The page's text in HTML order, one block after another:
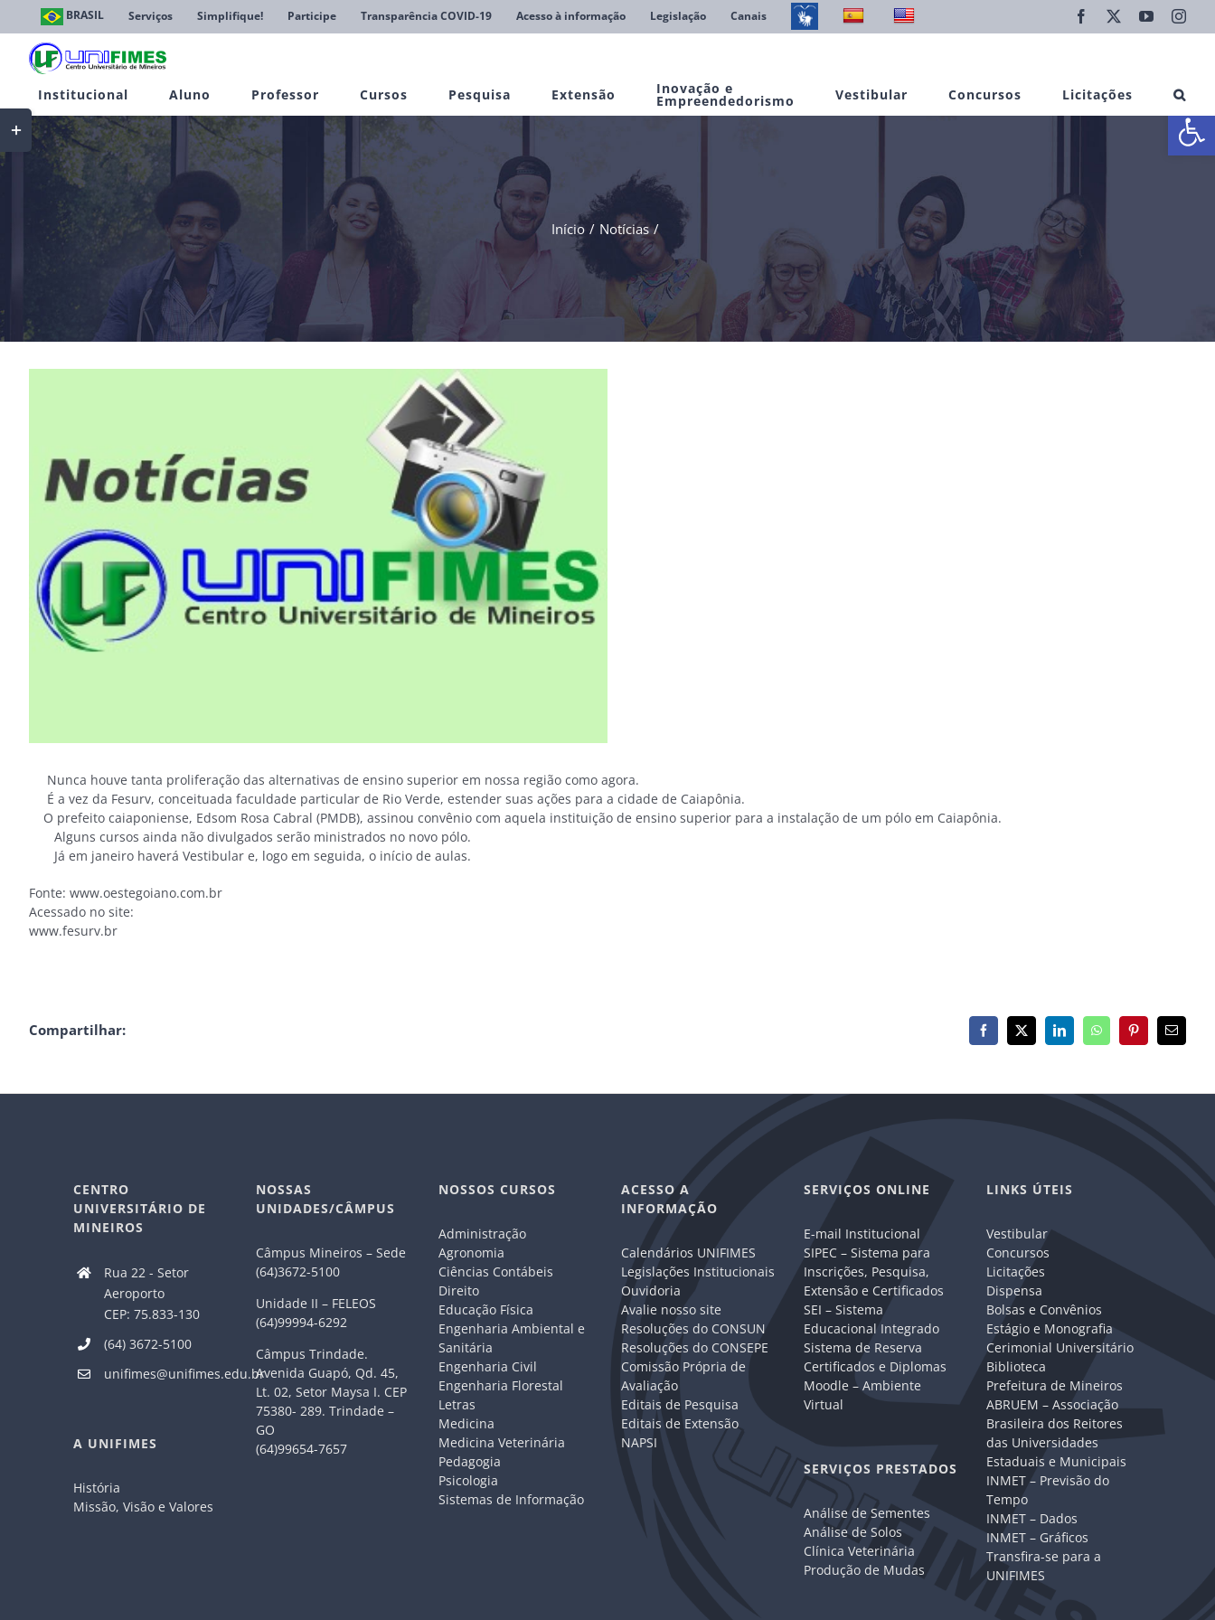
Abrir
conteúdo
BRASIL Serviços Simplifique! Participe Transparência COVID-19 Acesso à informação Legislação Canais Facebook YouTube
Institucional Aluno Professor Cursos Pesquisa Extensão Inovação e
Empreendedorismo Vestibular Concursos Licitações
Início Notícias
Nunca houve tanta proliferação das alternativas de ensino superior em nossa região como agora.
É a vez da Fesurv, conceituada faculdade particular de Rio Verde, estender suas ações para a cidade de Caiapônia.
O prefeito caiaponiense, Edsom Rosa Cabral (PMDB), assinou convênio com aquela instituição de ensino superior para a instalação de um pólo em Caiapônia.
Alguns cursos ainda não divulgados serão ministrados no novo pólo.
Já em janeiro haverá Vestibular e, logo em seguida, o início de aulas.
Fonte: www.oestegoiano.com.br
Acessado no site:
www.fesurv.br
Compartilhar: Facebook
X LinkedInWhatsAppPinterest
E-
mail
CENTRO
UNIVERSITÁRIO DE
MINEIROS
Rua 22 - Setor
Aeroporto
CEP: 75.833-130
(64) 3672-5100
unifimes@unifimes.edu.br
A UNIFIMES
História
Missão, Visão e Valores
NOSSAS
UNIDADES/CÂMPUS
Câmpus Mineiros – Sede
(64)3672-5100
Unidade II – FELEOS
(64)99994-6292
Câmpus Trindade.
Avenida Guapó, Qd. 45,
Lt. 02, Setor Maysa I. CEP
75380- 289. Trindade –
GO
(64)99654-7657
NOSSOS CURSOS
Administração
Agronomia
Ciências Contábeis
Direito
Educação Física
Engenharia Ambiental e
Sanitária
Engenharia Civil
Engenharia Florestal
Letras
Medicina
Medicina Veterinária
Pedagogia
Psicologia
Sistemas de Informação
ACESSO A
INFORMAÇÃO
Calendários UNIFIMES
Legislações Institucionais
Ouvidoria
Avalie nosso site
Resoluções do CONSUN
Resoluções do CONSEPE
Comissão Própria de
Avaliação
Editais de Pesquisa
Editais de Extensão
NAPSI
SERVIÇOS ONLINE
E-mail Institucional
SIPEC – Sistema para
Inscrições, Pesquisa,
Extensão e Certificados
SEI – Sistema
Educacional Integrado
Sistema de Reserva
Certificados e Diplomas
Moodle – Ambiente
Virtual
SERVIÇOS PRESTADOS
Análise de Sementes
Análise de Solos
Clínica Veterinária
Produção de Mudas
LINKS ÚTEIS
Vestibular
Concursos
Licitações
Dispensa
Bolsas e Convênios
Estágio e Monografia
Cerimonial Universitário
Biblioteca
Prefeitura de Mineiros
ABRUEM – Associação
Brasileira dos Reitores
das Universidades
Estaduais e Municipais
INMET – Previsão do
Tempo
INMET – Dados
INMET – Gráficos
Transfira-se para a
UNIFIMES
Toggle
Sliding
Bar